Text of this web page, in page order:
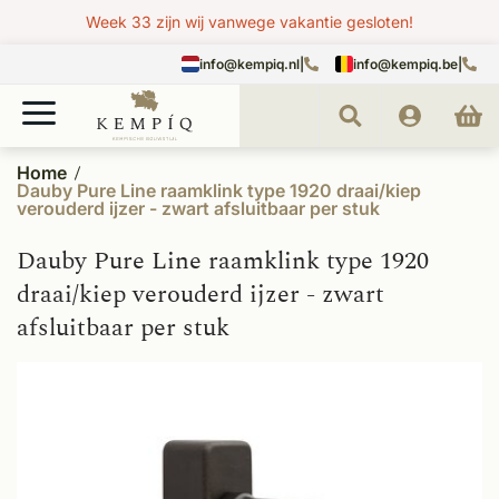
Week 33 zijn wij vanwege vakantie gesloten!
info@kempiq.nl info@kempiq.be
Home
Dauby Pure Line raamklink type 1920 draai/kiep
verouderd ijzer - zwart afsluitbaar per stuk
Dauby Pure Line raamklink type 1920
draai/kiep verouderd ijzer - zwart
afsluitbaar per stuk